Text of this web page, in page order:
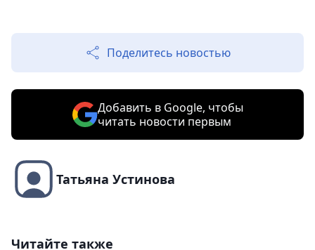
Поделитесь новостью
Добавить в Google, чтобы
читать новости первым
Татьяна Устинова
Читайте также